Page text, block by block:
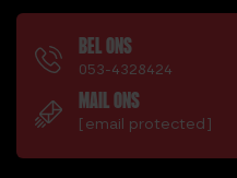
BEL ONS
053-4328424
MAIL ONS
[email protected]